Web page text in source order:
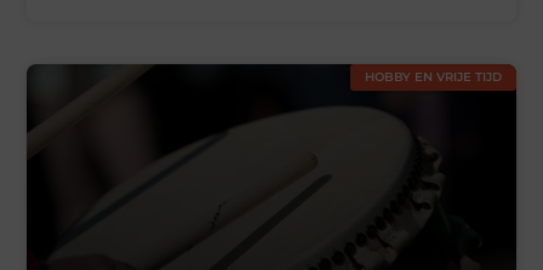
HOBBY EN VRIJE TIJD